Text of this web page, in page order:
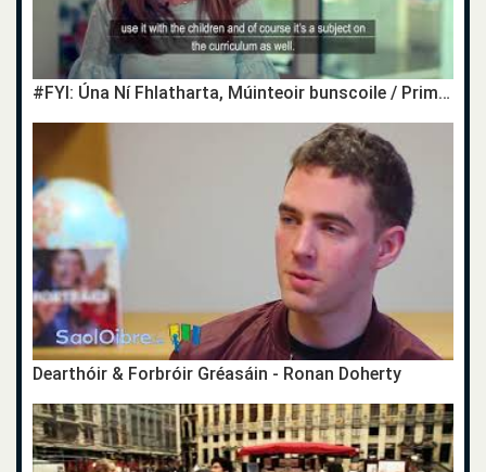
#FYI: Úna Ní Fhlatharta, Múinteoir bunscoile / Primary School Teacher
Dearthóir & Forbróir Gréasáin - Ronan Doherty